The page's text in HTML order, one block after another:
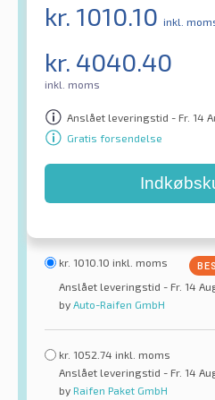
kr. 1010.10 inkl.
kr. 4040.40
inkl. moms
Anslået leveringstid - Fr. 14
Gratis forsendelse
kr. 1010.10 inkl. moms
Anslået leveringstid - Fr. 14
by Auto-Raifen GmbH
kr. 1052.74 inkl. moms
Anslået leveringstid - Fr. 14
by Raifen Paket GmbH